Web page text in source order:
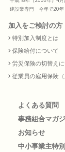
建設業専門 今年で20年
加入をご検討の方
特別加入制度とは
保険給付について
労災保険の切替え
従業員の雇用保険（
よくある質問
事務組合マガ
お知らせ
中小事業主特